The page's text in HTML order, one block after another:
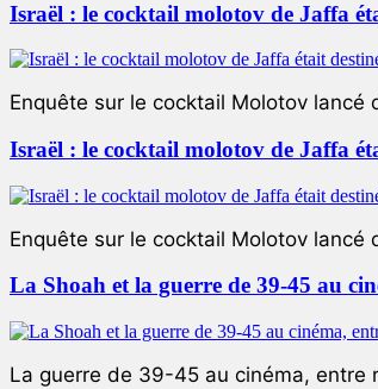
Israël : le cocktail molotov de Jaffa
Enquête sur le cocktail Molotov
Israël : le cocktail molotov de Jaffa
Enquête sur le cocktail Molotov
La Shoah et la guerre de 39-45 au
La guerre de 39-45 au cinéma, entre